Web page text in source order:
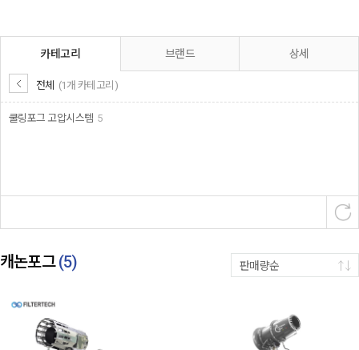
카테고리
전체 (1개 카테고리)
쿨링포그 고압시스템 5
브랜드 상세
캐논포그(5) 판매량순